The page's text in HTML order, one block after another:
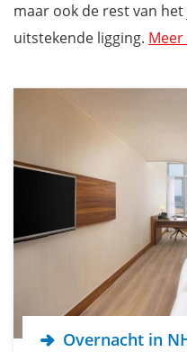
Vakantie aan de
maar ook de rest van
uitstekende ligging.
Overnacht in